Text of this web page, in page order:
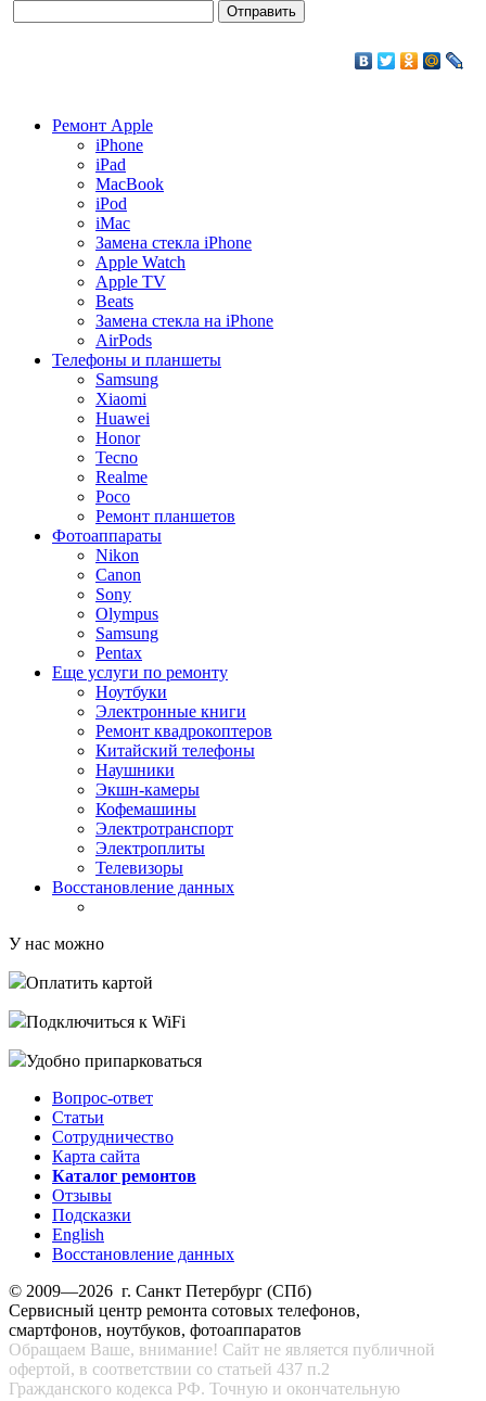
Ремонт Apple
iPhone
iPad
MacBook
iPod
iMac
Замена стекла iPhone
Apple Watch
Apple TV
Beats
Замена стекла на iPhone
AirPods
Телефоны и планшеты
Samsung
Xiaomi
Huawei
Honor
Tecno
Realme
Poco
Ремонт планшетов
Фотоаппараты
Nikon
Canon
Sony
Olympus
Samsung
Pentax
Еще услуги по ремонту
Ноутбуки
Электронные книги
Ремонт квадрокоптеров
Китайский телефоны
Наушники
Экшн-камеры
Кофемашины
Электротранспорт
Электроплиты
Телевизоры
Восстановление данных
У нас можно
Оплатить картой
Подключиться к WiFi
Удобно припарковаться
Вопрос-ответ
Статьи
Сотрудничество
Карта сайта
Каталог ремонтов
Отзывы
Подсказки
English
Восстановление данных
© 2009—2026 г. Санкт Петербург (СПб)
Сервисный центр ремонта сотовых телефонов,
смартфонов, ноутбуков, фотоаппаратов
Обращаем Ваше, внимание! Сайт не является публичной
офертой, в соответствии со статьей 437 п.2
Гражданского кодекса РФ. Точную и окончательную